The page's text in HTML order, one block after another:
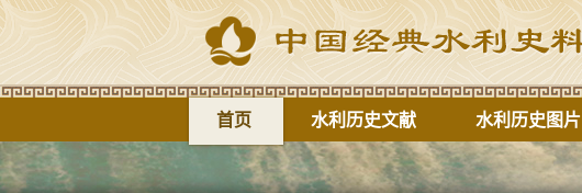
首页 水利历史文献 水利历史图片